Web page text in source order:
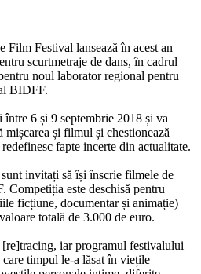
Film Festival lansează în acest an
scurtmetraje de dans, în cadrul
noul laborator regional pentru
BIDFF.
6 și 9 septembrie 2018 și va
mișcarea și filmul și chestionează
fapte incerte din actualitate.
invitați să își înscrie filmele de
Competiția este deschisă pentru
ficțiune, documentar și animație)
totală de 3.000 de euro.
[re]tracing, iar programul festivalului
care timpul le-a lăsat în viețile